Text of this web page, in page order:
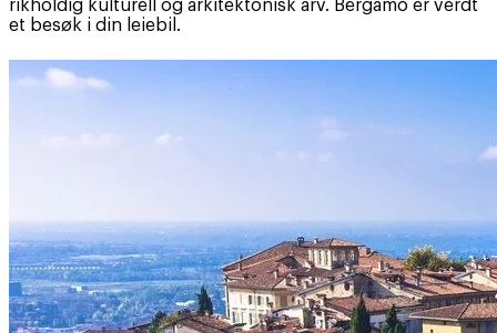
rikholdig kulturell og arkitektonisk arv. Bergamo er verdt
et besøk i din leiebil.